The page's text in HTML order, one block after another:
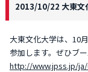
2013/10/22 大東文
大東文化大学は、10
参加します。ぜひブ
http://www.jpss.jp/